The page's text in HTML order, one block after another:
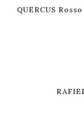
QUERCUS